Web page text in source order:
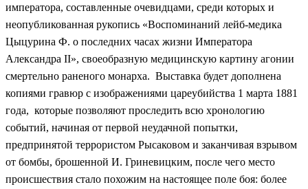
императора, составленные очевидцами, среди которых и
неопубликованная рукопись «Воспоминаний лейб-медика
Цыцурина Ф. о последних часах жизни Императора
Александра II», своеобразную медицинскую картину агонии
смертельно раненого монарха. Выставка будет дополнена
копиями гравюр с изображениями цареубийства 1 марта 1881
года, которые позволяют проследить всю хронологию
событий, начиная от первой неудачной попытки,
предпринятой террористом Рысаковом и заканчивая взрывом
от бомбы, брошенной И. Гриневицким, после чего место
происшествия стало похожим на настоящее поле боя: более